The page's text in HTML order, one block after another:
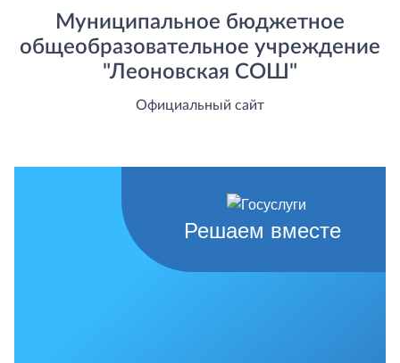
Муниципальное бюджетное
общеобразовательное учреждение
"Леоновская СОШ"
Официальный сайт
Решаем вместе